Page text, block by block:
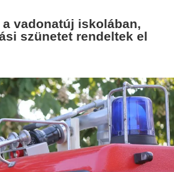
vadonatúj iskolában,
szünetet rendeltek el